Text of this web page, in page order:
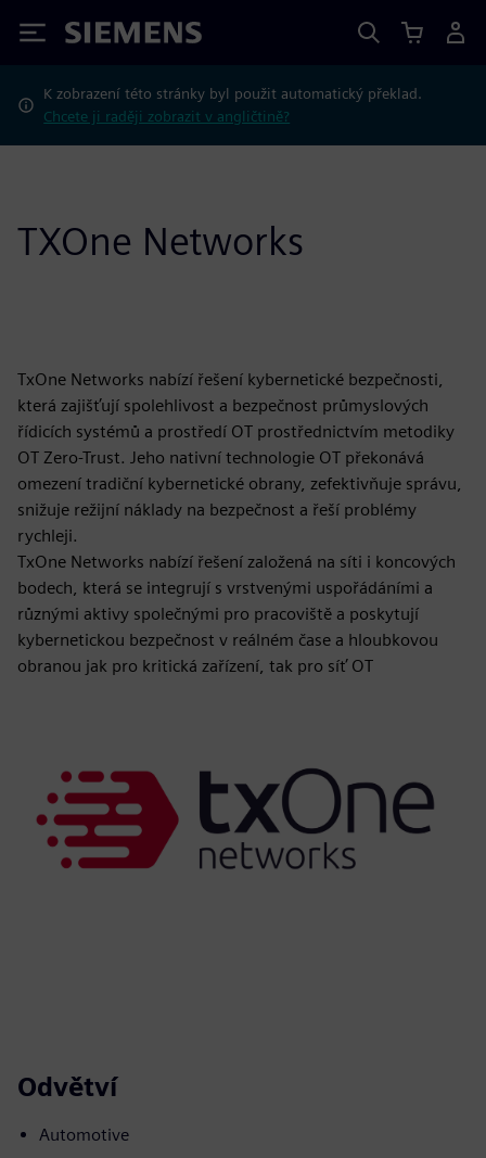
Siemens
K zobrazení této stránky byl použit automatický překlad.
Chcete ji raději zobrazit v angličtině?
TXOne Networks
TxOne Networks nabízí řešení kybernetické bezpečnosti,
která zajišťují spolehlivost a bezpečnost průmyslových
řídicích systémů a prostředí OT prostřednictvím metodiky
OT Zero-Trust. Jeho nativní technologie OT překonává
omezení tradiční kybernetické obrany, zefektivňuje správu,
snižuje režijní náklady na bezpečnost a řeší problémy
rychleji.
TxOne Networks nabízí řešení založená na síti i koncových
bodech, která se integrují s vrstvenými uspořádáními a
různými aktivy společnými pro pracoviště a poskytují
kybernetickou bezpečnost v reálném čase a hloubkovou
obranou jak pro kritická zařízení, tak pro síť OT
Odvětví
Automotive